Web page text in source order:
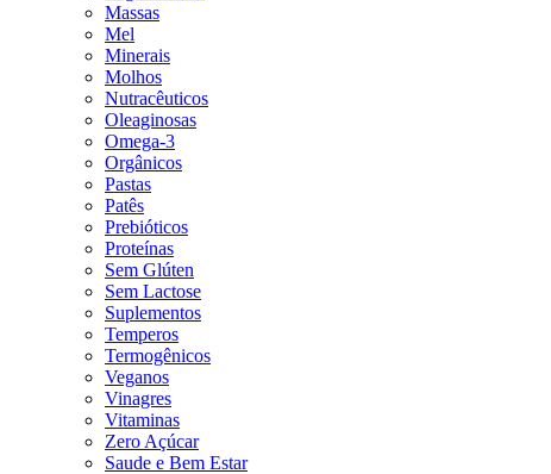
Massas
Mel
Minerais
Molhos
Nutracêuticos
Oleaginosas
Omega-3
Orgânicos
Pastas
Patês
Prebióticos
Proteínas
Sem Glúten
Sem Lactose
Suplementos
Temperos
Termogênicos
Veganos
Vinagres
Vitaminas
Zero Açúcar
Saude e Bem Estar